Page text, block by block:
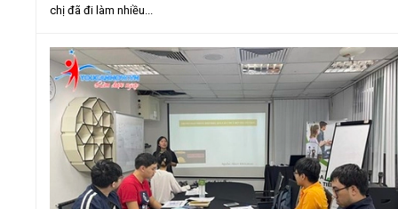
chị đã đi làm nhiều...